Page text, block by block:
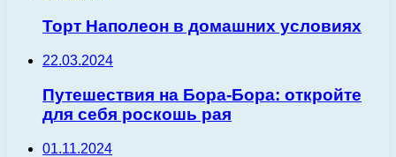
Торт Наполеон в домашних условиях
22.03.2024
Путешествия на Бора-Бора: откройте
для себя роскошь рая
01.11.2024